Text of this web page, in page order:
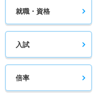
就職・資格
入試
倍率